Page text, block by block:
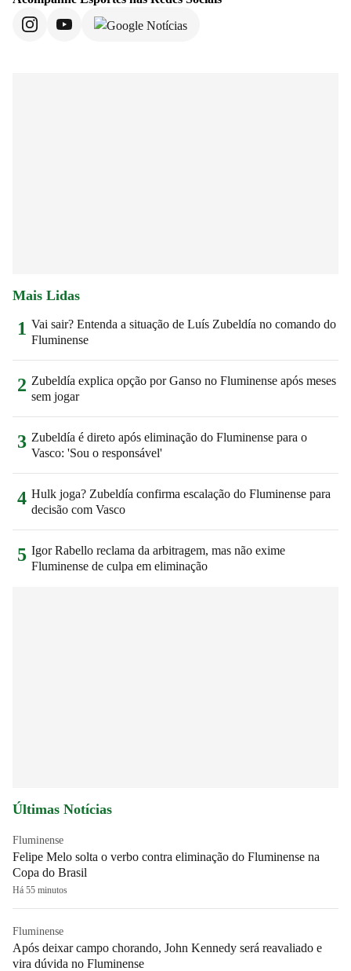
Mais Lidas
1 Vai sair? Entenda a situação de Luís Zubeldía no comando do
Fluminense
2 Zubeldía explica opção por Ganso no Fluminense após meses
sem jogar
3 Zubeldía é direto após eliminação do Fluminense para o
Vasco: 'Sou o responsável'
4 Hulk joga? Zubeldía confirma escalação do Fluminense para
decisão com Vasco
5 Igor Rabello reclama da arbitragem, mas não exime
Fluminense de culpa em eliminação
Últimas Notícias
Fluminense
Felipe Melo solta o verbo contra eliminação do Fluminense na
Copa do Brasil
Há 55 minutos
Fluminense
Após deixar campo chorando, John Kennedy será reavaliado e
vira dúvida no Fluminense